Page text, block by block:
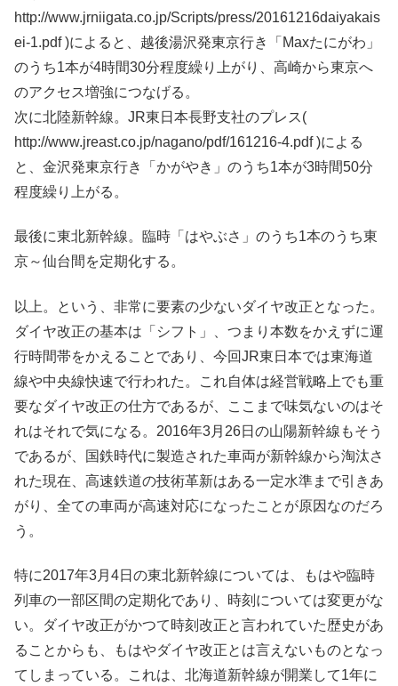
http://www.jrniigata.co.jp/Scripts/press/20161216daiyakais
ei-1.pdf )によると、越後湯沢発東京行き「Maxたにがわ」
のうち1本が4時間30分程度繰り上がり、高崎から東京へ
のアクセス増強につなげる。
次に北陸新幹線。JR東日本長野支社のプレス(
http://www.jreast.co.jp/nagano/pdf/161216-4.pdf )による
と、金沢発東京行き「かがやき」のうち1本が3時間50分
程度繰り上がる。
最後に東北新幹線。臨時「はやぶさ」のうち1本のうち東
京～仙台間を定期化する。
以上。という、非常に要素の少ないダイヤ改正となった。
ダイヤ改正の基本は「シフト」、つまり本数をかえずに運
行時間帯をかえることであり、今回JR東日本では東海道
線や中央線快速で行われた。これ自体は経営戦略上でも重
要なダイヤ改正の仕方であるが、ここまで味気ないのはそ
れはそれで気になる。2016年3月26日の山陽新幹線もそう
であるが、国鉄時代に製造された車両が新幹線から淘汰さ
れた現在、高速鉄道の技術革新はある一定水準まで引きあ
がり、全ての車両が高速対応になったことが原因なのだろ
う。
特に2017年3月4日の東北新幹線については、もはや臨時
列車の一部区間の定期化であり、時刻については変更がな
い。ダイヤ改正がかつて時刻改正と言われていた歴史があ
ることからも、もはやダイヤ改正とは言えないものとなっ
てしまっている。これは、北海道新幹線が開業して1年に